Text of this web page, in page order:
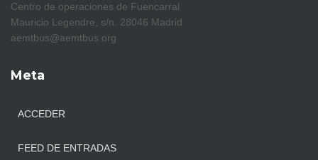
Centro de operaciones de Fuencarral
Mauricio Legendre, s/n. 28046 Madrid
aemtbus@aemtbus.org
Meta
ACCEDER
FEED DE ENTRADAS